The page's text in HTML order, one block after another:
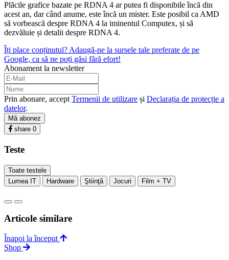
Plăcile grafice bazate pe RDNA 4 ar putea fi disponibile încă din
acest an, dar când anume, este încă un mister. Este posibil ca AMD
să vorbească despre RDNA 4 la iminentul Computex, și să
dezvăluie și detalii despre RDNA 4.
Îți place conținutul? Adaugă-ne la sursele tale preferate de pe
Google, ca să ne poți găsi fără efort!
Abonament la newsletter
Prin abonare, accept Termenii de utilizare și Declarația de protecție a
datelor.
Mă abonez
share 0
Teste
Toate testele
Lumea IT
Hardware Ştiinţă Jocuri Film + TV
Articole similare
Înapoi la început
Shop